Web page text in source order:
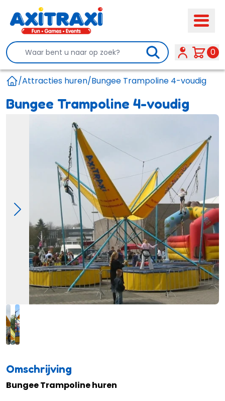
Search 0
/Attracties huren/Bungee Trampoline 4-voudig
Bungee Trampoline 4-voudig
Omschrijving
Bungee Trampoline huren